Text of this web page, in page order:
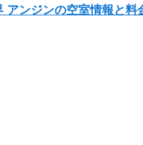
アンジンの空室情報と